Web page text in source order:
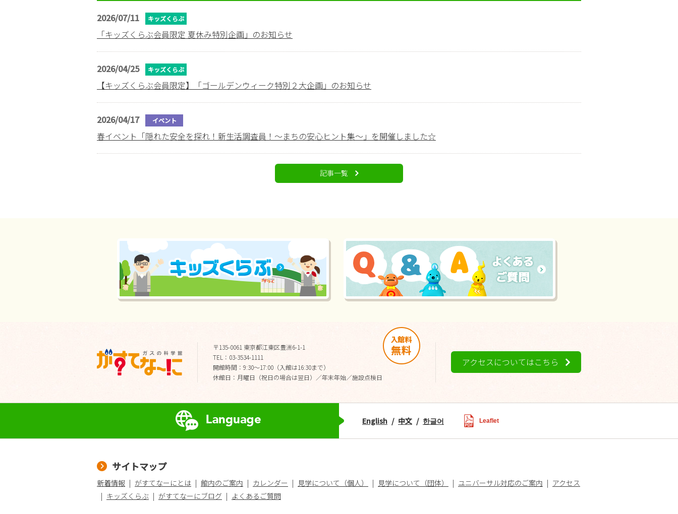
2026/07/11 キッズくらぶ
「キッズくらぶ会員限定 夏休み特別企画」のお知らせ
2026/04/25 キッズくらぶ
【キッズくらぶ会員限定】「ゴールデンウィーク特別２大企画」のお知らせ
2026/04/17 イベント
春イベント「隠れた安全を探れ！新生活調査員！～まちの安心ヒント集～」を開催しました☆
記事一覧
〒135-0061 東京都江東区豊洲6-1-1
TEL：03-3534-1111
開館時間：9:30～17:00（入館は16:30まで）
休館日：月曜日（祝日の場合は翌日）／年末年始／施設点検日
アクセスについてはこちら
English 中文 한글어 Leaflet
サイトマップ
新着情報 がすてなーにとは 館内のご案内 カレンダー 見学について（個人） 見学について（団体） ユニバーサル対応のご案内
アクセス
キッズくらぶ
がすてなーにブログ よくあるご質問